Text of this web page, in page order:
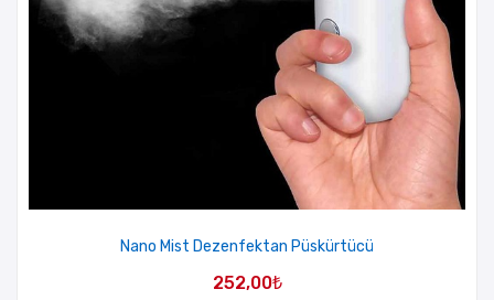
Nano Mist Dezenfektan Püskürtücü
252,00₺